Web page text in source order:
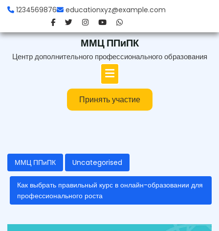
Перейти1234569876 educationxyz@example.com
ММЦ ППиПК
Центр дополнительного профессионального образования
Принять участие
ММЦ ППиПК Uncategorised
Как выбрать правильный курс в онлайн-образовании для
профессионального роста